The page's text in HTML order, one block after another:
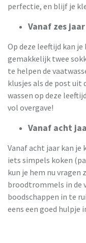
perfectie, en blijf je
Vanaf zes jaar
Op deze leeftijd kan
gemakkelijk twee
te helpen de
klusjes als de post uit
wassen op deze
vol overgave!
Vanaf acht
Vanaf acht jaar kan
iets simpels koken
kun je hem nu vragen
broodtrommels in de
boodschappen in te
eens een goed hulpje